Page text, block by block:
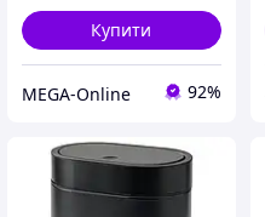
Купити
MEGA-Online 92%